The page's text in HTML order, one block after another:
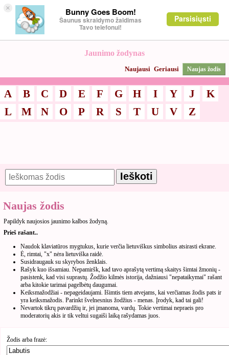
× Bunny Goes Boom!
Šaunus skraidymo žaidimas
Tavo telefonui!
Parsisiųsti
Jaunimo žodynas
Naujausi Geriausi Naujas žodis
A B C D E F G H I Y J
K
L
M N O P R S T U V Z
Naujas žodis
Papildyk naujosios jaunimo kalbos žodyną.
Prieš rašant..
Naudok klaviatūros mygtukus, kurie verčia lietuviškus simbolius atsirasti ekrane.
Ė, rimtai, "x" nėra lietuviška raidė.
Susidraugauk su skyrybos ženklais.
Rašyk kuo išsamiau. Nepamiršk, kad tavo aprašytą vertimą skaitys šimtai žmonių -
pasistenk, kad visi suprastų. Žodžio kilmės istorija, dažniausi "nepataikymai" rašant
arba kitokie tarimai pagelbėtų daugumai.
Keiksmažodžiai - nepageidaujami. Išimtis tiem atvejams, kai verčiamas žodis pats ir
yra keiksmažodis. Parinkt švelnesnius žodžius - menas. Įrodyk, kad tai gali!
Nevartok tikrų pavardžių ir, jei įmanoma, vardų. Tokie vertimai nepraeis pro
moderatorių akis ir tik veltui sugaiši laiką rašydamas juos.
Žodis arba frazė: